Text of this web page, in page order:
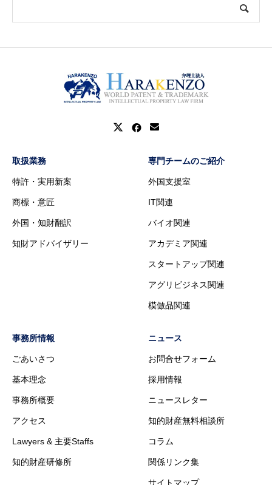
取扱業務
特許・実用新案
商標・意匠
外国・知財翻訳
知財アドバイザリー
専門チームのご紹介
外国支援室
IT関連
バイオ関連
アカデミア関連
スタートアップ関連
アグリビジネス関連
模倣品関連
事務所情報
ごあいさつ
基本理念
事務所概要
アクセス
Lawyers & 主要Staffs
知的財産研修所
ニュース
お問合せフォーム
採用情報
ニュースレター
知的財産無料相談所
コラム
関係リンク集
サイトマップ